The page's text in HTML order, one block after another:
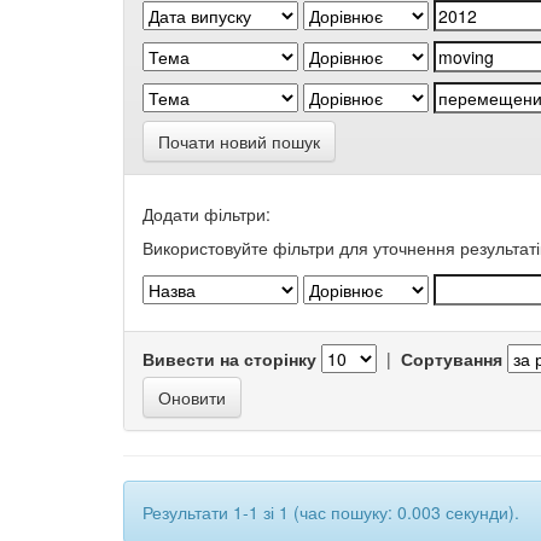
Почати новий пошук
Додати фільтри:
Використовуйте фільтри для уточнення
Вивести на сторінку | Сортування
Результати 1-1 зі 1 (час пошуку: 0.003 секунди).